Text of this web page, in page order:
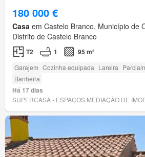
180 000 €
Casa em Castelo Branco, Município de
Distrito de Castelo Branco
T2 1 95 m²
Garajem Cozinha equipada Lareira
Banheira
Há 17 dias
SUPERCASA - ESPAÇOS MEDIAÇÃO DE